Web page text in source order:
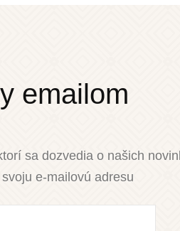
emailom
sa dozvedia o našich
e-mailovú adresu